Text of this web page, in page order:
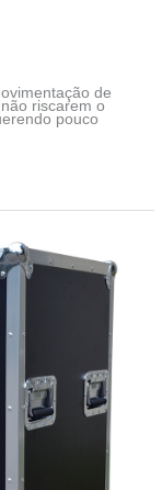
de
riscarem o
pouco